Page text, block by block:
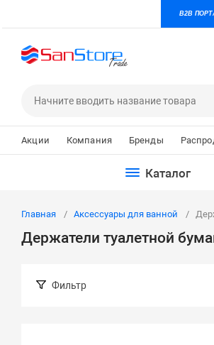
B2B
Акции Компания Бренды
Каталог
Главная Аксессуары для ванной
Держатели туалетной
Фильтр